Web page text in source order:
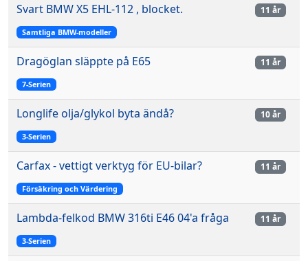
Svart BMW X5 EHL-112 , blocket.
Samtliga BMW-modeller
11 år
Dragöglan släppte på E65
7-Serien
11 år
Longlife olja/glykol byta ändå?
3-Serien
10 år
Carfax - vettigt verktyg för EU-bilar?
Försäkring och Värdering
11 år
Lambda-felkod BMW 316ti E46 04'a fråga
3-Serien
11 år